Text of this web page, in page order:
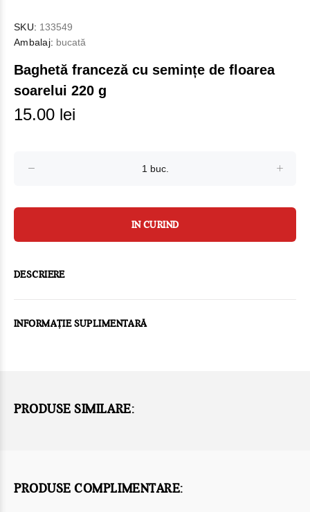
SKU: 133549
Ambalaj: bucată
Baghetă franceză cu semințe de floarea
soarelui 220 g
15.00 lei
IN CURIND
DESCRIERE
INFORMAȚIE SUPLIMENTARĂ
PRODUSE SIMILARE:
PRODUSE COMPLIMENTARE: